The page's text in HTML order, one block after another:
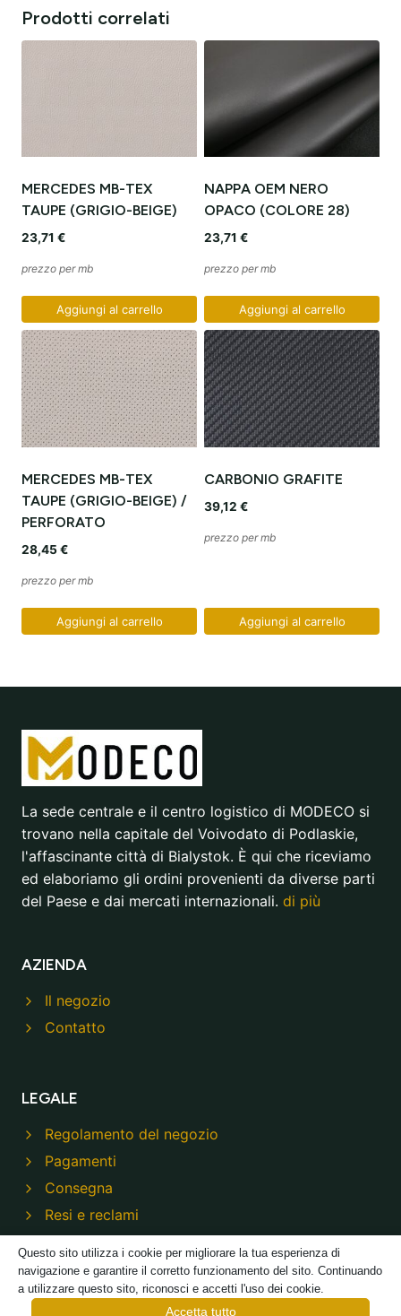
Prodotti correlati
MERCEDES MB-TEX
TAUPE (GRIGIO-BEIGE)
23,71 €
prezzo per mb
Aggiungi al carrello
NAPPA OEM NERO
OPACO (COLORE 28)
23,71 €
prezzo per mb
Aggiungi al carrello
MERCEDES MB-TEX
TAUPE (GRIGIO-BEIGE) /
PERFORATO
28,45€
prezzo per mb
Aggiungi al carrello
CARBONIO GRAFITE
39,12 €
prezzo per mb
Aggiungi al carrello
La sede centrale e il centro logistico di MODECO si
trovano nella capitale del Voivodato di Podlaskie,
l'affascinante città di Bialystok. È qui che riceviamo
ed elaboriamo gli ordini provenienti da diverse parti
del Paese e dai mercati internazionali. di più
AZIENDA
Il negozio
Contatto
LEGALE
Regolamento del negozio
Pagamenti
Consegna
Resi e reclami
Questo sito utilizza i cookie per migliorare la tua esperienza di
navigazione e garantire il corretto funzionamento del sito. Continuando
a utilizzare questo sito, riconosci e accetti l'uso dei cookie.
Accetta tutto